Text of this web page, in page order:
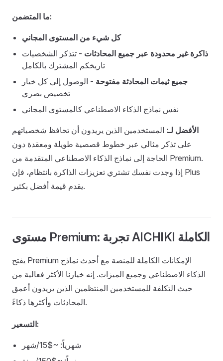
ما المتضمن:
كل شيء من المستوى المجاني
ذاكرة غير محدودة عبر جميع المحادثات - تتذكر الشخصيات
تاريخكم المشترك بالكامل
جميع ثيمات المحادثة مفتوحة - الوصول إلى كل خيار
تخصيص بصري
نفس نماذج الذكاء الاصطناعي كالمستوى المجاني
الأفضل لـ: المستخدمين الذين يريدون أن تحافظ شخصياتهم
على تذكر مثالي عبر خطوط قصصية طويلة ومعقدة دون
الحاجة إلى نماذج الذكاء الاصطناعي المتقدمة من Premium.
إذا وجدت نفسك تشتري تعزيزات الذاكرة بانتظام، فإن Plus
يقدم قيمة أفضل بكثير.
مستوى Premium: تجربة AICHIKI الكاملة
يفتح Premium الإمكانات الكاملة للمنصة مع أحدث نماذج
الذكاء الاصطناعي وجميع الميزات. إنه خيارنا الأكثر فعالية من
حيث التكلفة للمستخدمين المنتظمين الذين يريدون أعمق
المحادثات وأكثرها ذكاءً.
التسعير:
شهرياً: ~$15/شهر